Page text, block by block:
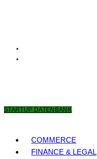
STARTUP DATENBANK
COMMERCE
FINANCE & LEGAL